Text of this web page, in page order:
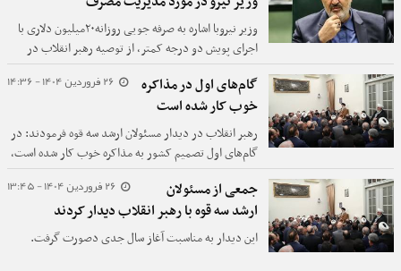
وزیر نیروبا اشاره به صرفه جویی روزانه۲۰میلیون دلاری با
اجرای پویش دو درجه کمتر، از توصیه رهبر انقلاب در
مورد تمرکز بر مدیریت مصرف در حوزه برق خبر داد.
26 فروردین 1404 - 14:36
گام‌های اول در مذاکره
خوب کار شده است
رهبر انقلاب در دیدار مسئولان ارشد سه قوه فرمودند: در
گام‌های اول تصمیم کشور به مذاکره خوب کار شده است،
بعد از این هم باید با دقت حرکت کرد ضمن اینکه خطوط
قرمز برای ما و برای طرف مقابل کاملاً روشن است.
26 فروردین 1404 - 13:45
جمعی از مسئولان
ارشد سه قوه با رهبر انقلاب دیدار کردند
این دیدار به مناسبت آغاز سال جدی دصورت گرفت.